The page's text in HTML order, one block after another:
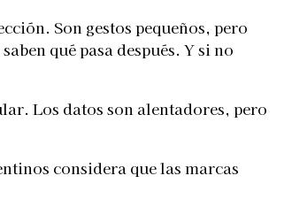
Son gestos pequeños, pero
qué pasa después. Y si no
Los datos son alentadores, pero
considera que las marcas